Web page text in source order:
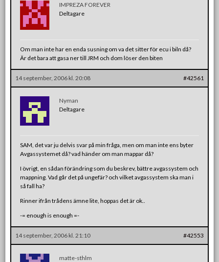
IMPREZA FOREVER
Deltagare
Om man inte har en enda susning om va det sitter för ecu i biln då?
Är det bara att gasa ner till JRM och dom löser den biten
14 september, 2006 kl. 20:08 #42561
Nyman
Deltagare
SAM, det var ju delvis svar på min fråga, men om man inte ens byter
Avgassystemet då? vad händer om man mappar då?
I övrigt, en sådan förändring som du beskrev, bättre avgassystem och
mappning. Vad går det på ungefär? och vilket avgassystem ska man i
så fall ha?
Rinner ifrån trådens ämne lite, hoppas det är ok..
-= enough is enough =-
14 september, 2006 kl. 21:10 #42553
matte-sthlm